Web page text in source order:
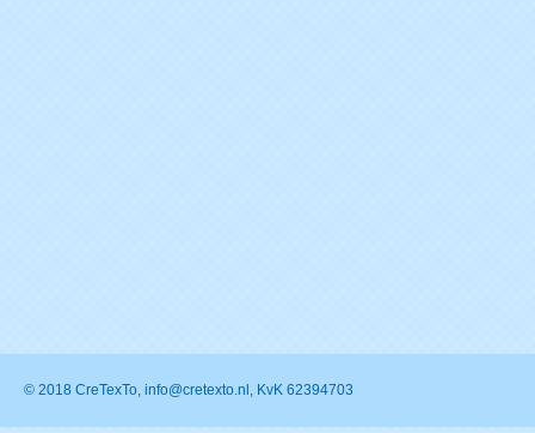
© 2018 CreTexTo, info@cretexto.nl, KvK 62394703